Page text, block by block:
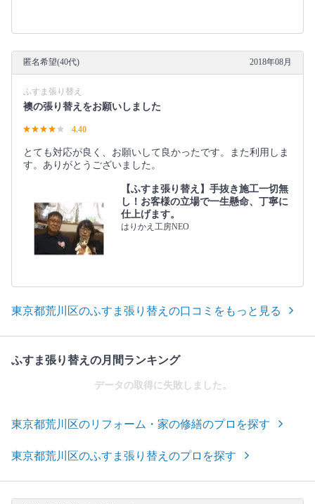
匿名希望(40代) 2018年08月
ふすま張り替え
襖の張り替えをお願いしました
4.40
とても対応が良く、お願いして良かったです。また利用しま
す。ありがとうございました。
【ふすま張り替え】手抜き施工一切無
し！お客様の立場で一生懸命、丁寧に
仕上げます。
はりかえ工房NEO
東京都荒川区のふすま張り替えの口コミをもっと見る
ふすま張り替えの月間ランキング
データの取得に失敗しました。
東京都荒川区のリフォーム・家の修繕のプロを探す
東京都荒川区のふすま張り替えのプロを探す